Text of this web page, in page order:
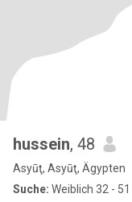
hussein, 48
Asyūţ, Asyūţ, Ägypten
Suche: Weiblich 32 - 51